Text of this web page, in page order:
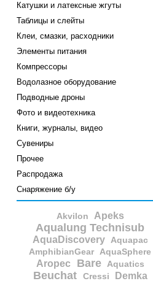
Катушки и латексные жгуты
Таблицы и слейты
Клеи, смазки, расходники
Элементы питания
Компрессоры
Водолазное оборудование
Подводные дроны
Фото и видеотехника
Книги, журналы, видео
Сувениры
Прочее
Распродажа
Снаряжение б/у
Akvilon Apeks
Aqualung Technisub
AquaDiscovery Aquapac
AmphibianGear AquaSphere
Aropec Bare Aquatics
Beuchat Cressi Demka